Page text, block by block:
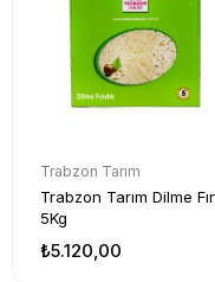
Trabzon Tarım
Trabzon Tarım Dilme
5Kg
₺5.120,00